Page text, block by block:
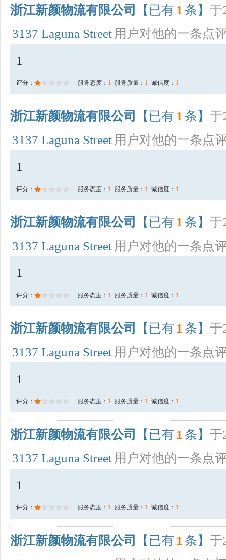
浙江新颜物流有限公司 【已有 1 条】 于
3137 Laguna Street 用户对他的一条点
1
评分： 服务态度： 1 服务质量： 1 诚信度： 1
浙江新颜物流有限公司 【已有 1 条】 于
3137 Laguna Street 用户对他的一条点
1
评分： 服务态度： 1 服务质量： 1 诚信度： 1
浙江新颜物流有限公司 【已有 1 条】 于
3137 Laguna Street 用户对他的一条点
1
评分： 服务态度： 1 服务质量： 1 诚信度： 1
浙江新颜物流有限公司 【已有 1 条】 于
3137 Laguna Street 用户对他的一条点
1
评分： 服务态度： 1 服务质量： 1 诚信度： 1
浙江新颜物流有限公司 【已有 1 条】 于
3137 Laguna Street 用户对他的一条点
1
评分： 服务态度： 1 服务质量： 1 诚信度： 1
浙江新颜物流有限公司 【已有 1 条】 于